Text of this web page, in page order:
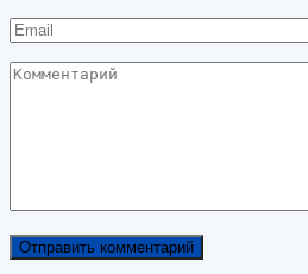
Email
Комментарий